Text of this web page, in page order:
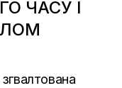
ЧАСУ І